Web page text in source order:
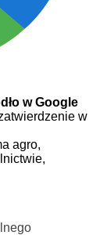
w Google
w
agro,